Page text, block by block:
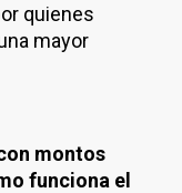
quienes
mayor
montos
funciona el